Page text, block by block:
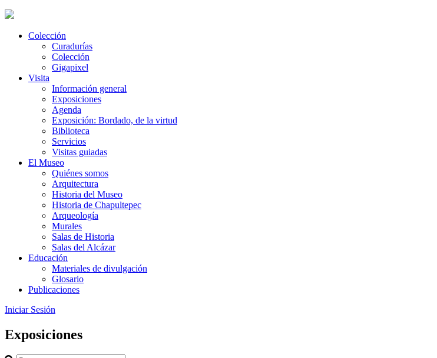
Colección
Curadurías
Colección
Gigapixel
Visita
Información general
Exposiciones
Agenda
Exposición: Bordado, de la virtud
Biblioteca
Servicios
Visitas guiadas
El Museo
Quiénes somos
Arquitectura
Historia del Museo
Historia de Chapultepec
Arqueología
Murales
Salas de Historia
Salas del Alcázar
Educación
Materiales de divulgación
Glosario
Publicaciones
Iniciar Sesión
Exposiciones